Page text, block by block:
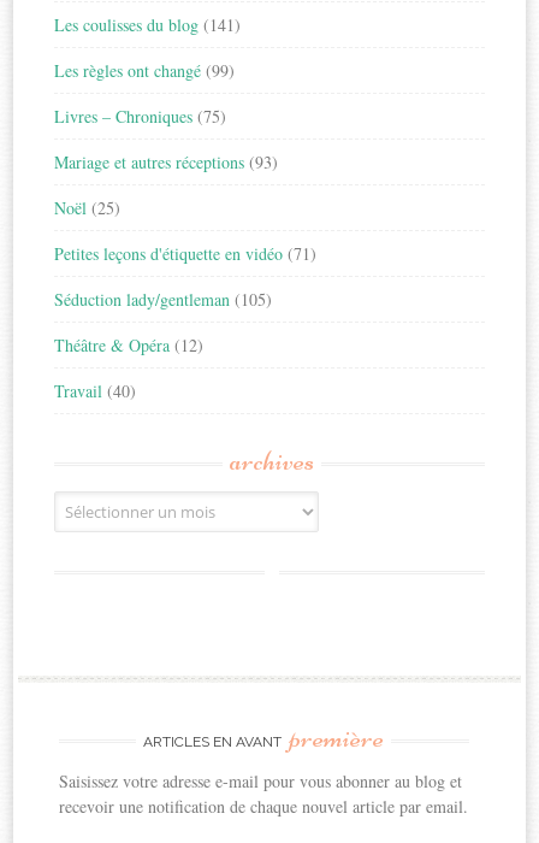
Les coulisses du blog (141)
Les règles ont changé (99)
Livres – Chroniques (75)
Mariage et autres réceptions (93)
Noël (25)
Petites leçons d'étiquette en vidéo (71)
Séduction lady/gentleman (105)
Théâtre & Opéra (12)
Travail (40)
archives
Archives
ARTICLES EN AVANT première
Saisissez votre adresse e-mail pour vous abonner au blog et
recevoir une notification de chaque nouvel article par email.